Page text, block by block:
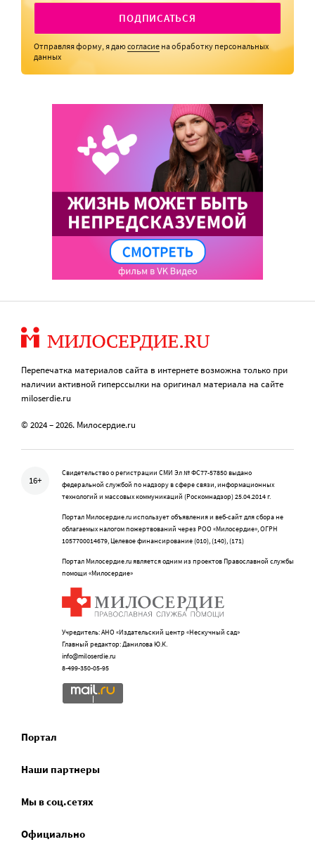
ПОДПИСАТЬСЯ
Отправляя форму, я даюсогласие на обработку персональных
данных
Перепечатка материалов сайта в интернете возможна только при
наличии активной гиперссылки на оригинал материала на сайте
miloserdie.ru
© 2024 – 2026. Милосердие.ru
16+
Свидетельство о регистрации СМИ Эл № ФС77-57850 выдано
федеральной службой по надзору в сфере связи, информационных
технологий и массовых коммуникаций (Роскомнадзор) 25.04.2014 г.
Портал Милосердие.ru использует объявления и веб-сайт для сбора не
облагаемых налогом пожертвований через РОО «Милосердие», ОГРН
1057700014679, Целевое финансирование (010), (140), (171)
Портал Милосердие.ru является одним из проектов Православной службы
помощи «Милосердие»
Учредитель: АНО «Издательский центр «Нескучный сад»
Главный редактор: Данилова Ю.К.
info@miloserdie.ru
8-499-350-05-95
Портал
Наши партнеры
Мы в соц.сетях
Официально